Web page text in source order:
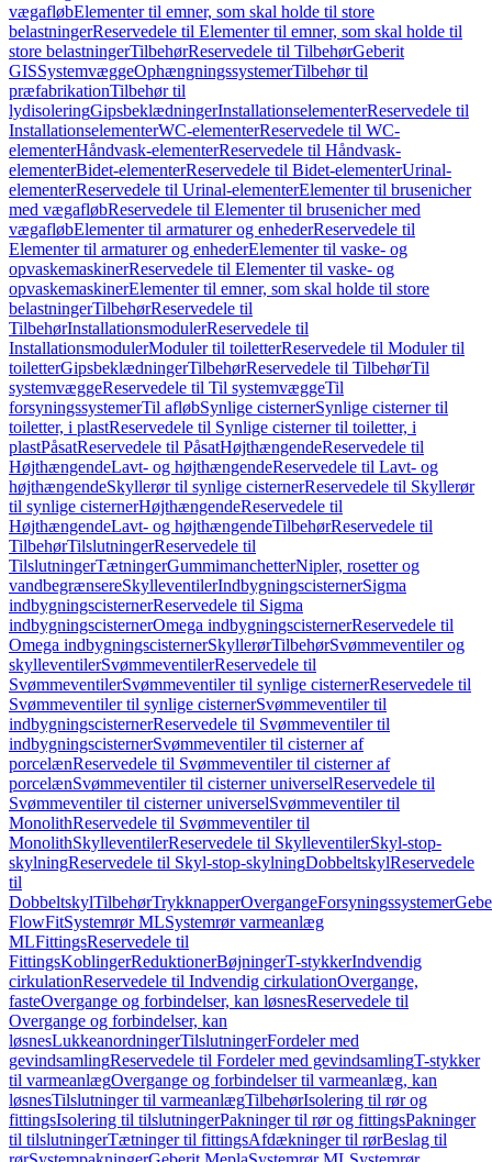
vægafløbElementer til emner, som skal holde til store
belastningerReservedele til Elementer til emner, som skal holde til
store belastningerTilbehørReservedele til TilbehørGeberit
GISSystemvæggeOphængningssystemerTilbehør til
præfabrikationTilbehør til
lydisoleringGipsbeklædningerInstallationselementerReservedele til
InstallationselementerWC-elementerReservedele til WC-
elementerHåndvask-elementerReservedele til Håndvask-
elementerBidet-elementerReservedele til Bidet-elementerUrinal-
elementerReservedele til Urinal-elementerElementer til brusenicher
med vægafløbReservedele til Elementer til brusenicher med
vægafløbElementer til armaturer og enhederReservedele til
Elementer til armaturer og enhederElementer til vaske- og
opvaskemaskinerReservedele til Elementer til vaske- og
opvaskemaskinerElementer til emner, som skal holde til store
belastningerTilbehørReservedele til
TilbehørInstallationsmodulerReservedele til
InstallationsmodulerModuler til toiletterReservedele til Moduler til
toiletterGipsbeklædningerTilbehørReservedele til TilbehørTil
systemvæggeReservedele til Til systemvæggeTil
forsyningssystemerTil afløbSynlige cisternerSynlige cisterner til
toiletter, i plastReservedele til Synlige cisterner til toiletter, i
plastPåsatReservedele til PåsatHøjthængendeReservedele til
HøjthængendeLavt- og højthængendeReservedele til Lavt- og
højthængendeSkyllerør til synlige cisternerReservedele til Skyllerør
til synlige cisternerHøjthængendeReservedele til
HøjthængendeLavt- og højthængendeTilbehørReservedele til
TilbehørTilslutningerReservedele til
TilslutningerTætningerGummimanchetterNipler, rosetter og
vandbegrænsereSkylleventilerIndbygningscisternerSigma
indbygningscisternerReservedele til Sigma
indbygningscisternerOmega indbygningscisternerReservedele til
Omega indbygningscisternerSkyllerørTilbehørSvømmeventiler og
skylleventilerSvømmeventilerReservedele til
SvømmeventilerSvømmeventiler til synlige cisternerReservedele til
Svømmeventiler til synlige cisternerSvømmeventiler til
indbygningscisternerReservedele til Svømmeventiler til
indbygningscisternerSvømmeventiler til cisterner af
porcelænReservedele til Svømmeventiler til cisterner af
porcelænSvømmeventiler til cisterner universelReservedele til
Svømmeventiler til cisterner universelSvømmeventiler til
MonolithReservedele til Svømmeventiler til
MonolithSkylleventilerReservedele til SkylleventilerSkyl-stop-
skylningReservedele til Skyl-stop-skylningDobbeltskylReservedele
til
DobbeltskylTilbehørTrykknapperOvergangeForsyningssystemer
FlowFitSystemrør MLSystemrør varmeanlæg
MLFittingsReservedele til
FittingsKoblingerReduktionerBøjningerT-stykkerIndvendig
cirkulationReservedele til Indvendig cirkulationOvergange,
fasteOvergange og forbindelser, kan løsnesReservedele til
Overgange og forbindelser, kan
løsnesLukkeanordningerTilslutningerFordeler med
gevindsamlingReservedele til Fordeler med gevindsamlingT-stykker
til varmeanlægOvergange og forbindelser til varmeanlæg, kan
løsnesTilslutninger til varmeanlægTilbehørIsolering til rør og
fittingsIsolering til tilslutningerPakninger til rør og fittingsPakninger
til tilslutningerTætninger til fittingsAfdækninger til rørBeslag til